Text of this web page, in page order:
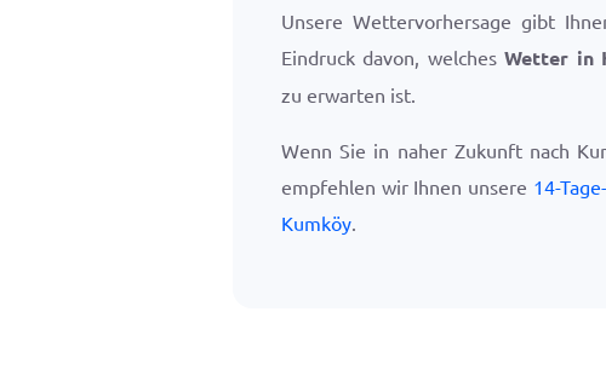
Unsere Wettervorhersage gibt
Eindruck davon, welchesWetter in
zu erwarten ist.
Wenn Sie in naher Zukunft nach
empfehlen wir Ihnen unsere 14-
Kumköy.